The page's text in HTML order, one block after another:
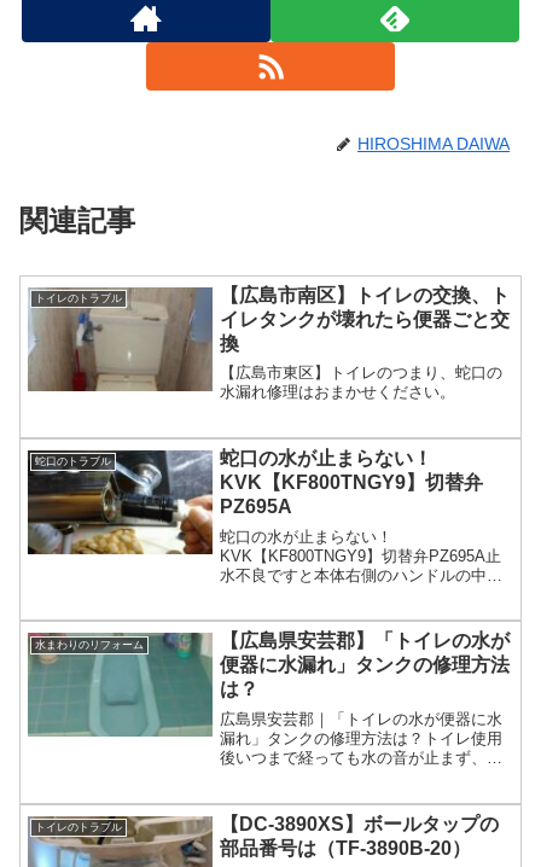
HIROSHIMA DAIWA
関連記事
トイレのトラブル
【広島市南区】トイレの交換、ト
イレタンクが壊れたら便器ごと交
換
【広島市東区】トイレのつまり、蛇口の
水漏れ修理はおまかせください。
蛇口のトラブル
蛇口の水が止まらない！
KVK【KF800TNGY9】切替弁
PZ695A
蛇口の水が止まらない！
KVK【KF800TNGY9】切替弁PZ695A止
水不良ですと本体右側のハンドルの中に
りする場合は切替ハンドルZK1F800G2
定価￥...
水まわりのリフォーム
【広島県安芸郡】「トイレの水が
便器に水漏れ」タンクの修理方法
は？
広島県安芸郡｜「トイレの水が便器に水
漏れ」タンクの修理方法は？トイレ使用
後いつまで経っても水の音が止まず、設
こりえます。 一時的なものであったとし
ても、放置することはおすすめしませ
ん。
トイレのトラブル
【DC-3890XS】ボールタップの
部品番号は（TF-3890B-20）